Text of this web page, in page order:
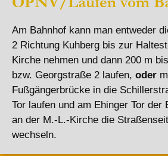
Am Bahnhof kann man entweder
2 Richtung Kuhberg bis zur
Kirche nehmen und dann 200 m
bzw. Georgstraße 2 laufen, oder
Fußgängerbrücke in die
Tor laufen und am Ehinger Tor der
an der M.-L.-Kirche die
wechseln.